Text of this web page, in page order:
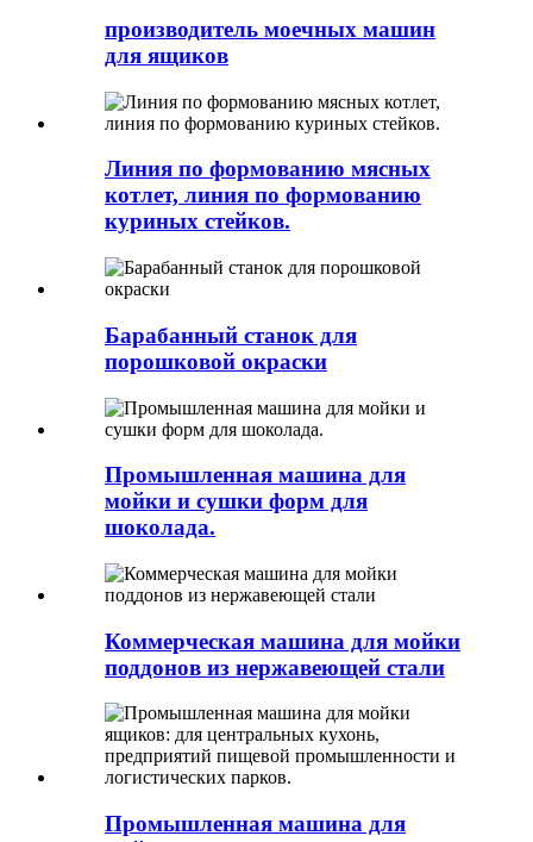
производитель моечных машин
для ящиков
Линия по формованию мясных
котлет, линия по формованию
куриных стейков.
Барабанный станок для
порошковой окраски
Промышленная машина для
мойки и сушки форм для
шоколада.
Коммерческая машина для мойки
поддонов из нержавеющей стали
Промышленная машина для